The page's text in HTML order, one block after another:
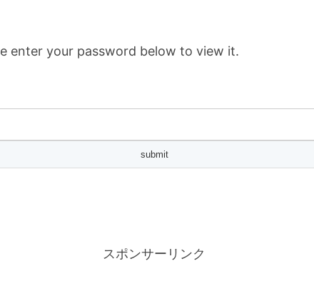
enter your password below to view it.
スポンサーリンク